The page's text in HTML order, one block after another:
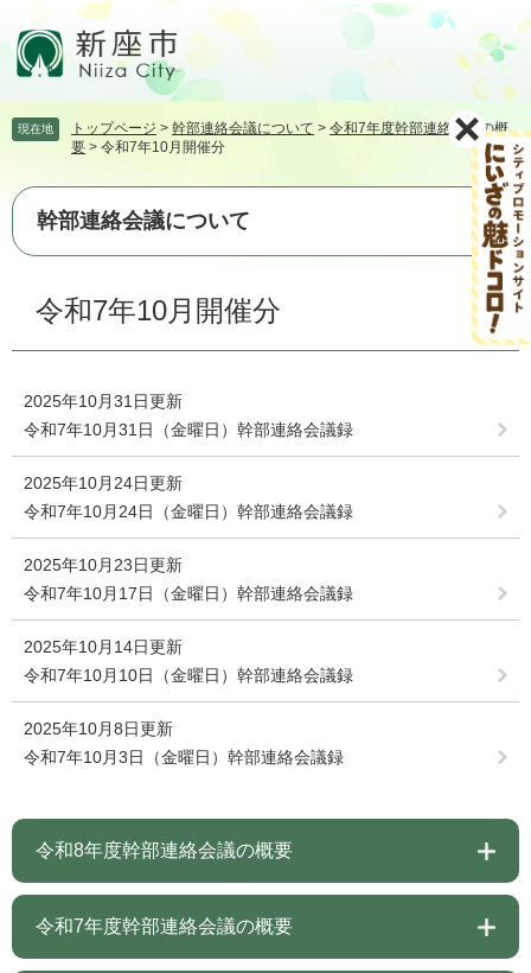
頭
す。
飛
て
本
現在地 トップページ > 幹部連絡会議について > 令和7年度幹部連絡会議の概
要 > 令和7年10月開催分
幹部連絡会議について
令和7年10月開催分
2025年10月31日更新
令和7年10月31日（金曜日）幹部連絡会議録
2025年10月24日更新
令和7年10月24日（金曜日）幹部連絡会議録
2025年10月23日更新
令和7年10月17日（金曜日）幹部連絡会議録
2025年10月14日更新
令和7年10月10日（金曜日）幹部連絡会議録
2025年10月8日更新
令和7年10月3日（金曜日）幹部連絡会議録
令和8年度幹部連絡会議の概要
令和7年度幹部連絡会議の概要